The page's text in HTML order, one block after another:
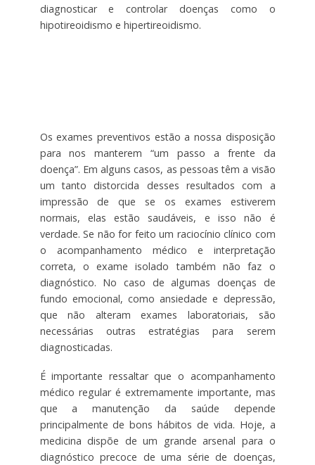
diagnosticar e controlar doenças como o
hipotireoidismo e hipertireoidismo.
Os exames preventivos estão a nossa disposição
para nos manterem “um passo a frente da
doença”. Em alguns casos, as pessoas têm a visão
um tanto distorcida desses resultados com a
impressão de que se os exames estiverem
normais, elas estão saudáveis, e isso não é
verdade. Se não for feito um raciocínio clínico com
o acompanhamento médico e interpretação
correta, o exame isolado também não faz o
diagnóstico. No caso de algumas doenças de
fundo emocional, como ansiedade e depressão,
que não alteram exames laboratoriais, são
necessárias outras estratégias para serem
diagnosticadas.
É importante ressaltar que o acompanhamento
médico regular é extremamente importante, mas
que a manutenção da saúde depende
principalmente de bons hábitos de vida. Hoje, a
medicina dispõe de um grande arsenal para o
diagnóstico precoce de uma série de doenças,